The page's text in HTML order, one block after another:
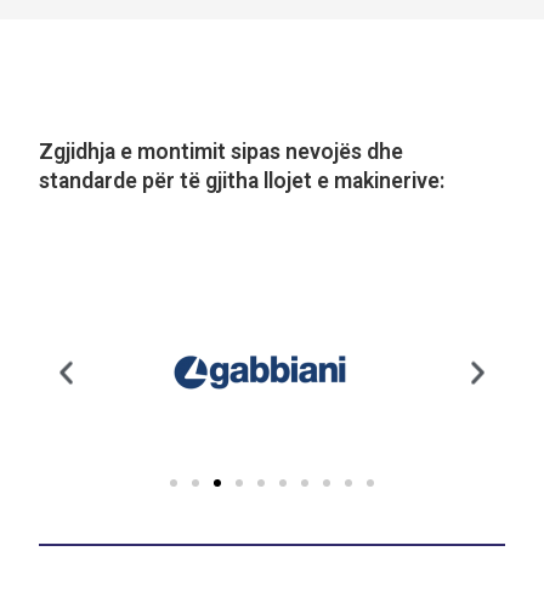
Zgjidhja e montimit sipas nevojës dhe
standarde për të gjitha llojet e makinerive: